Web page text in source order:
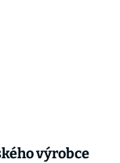
výrobce